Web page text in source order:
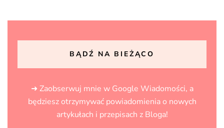
BĄDŹ NA BIEŻĄCO
➜ Zaobserwuj mnie w Google Wiadomości, a
będziesz otrzymywać powiadomienia o nowych
artykułach i przepisach z Bloga!